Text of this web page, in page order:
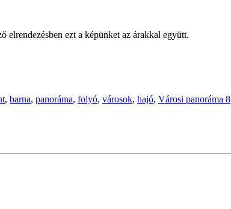
elrendezésben ezt a képünket az árakkal együtt.
, barna, panoráma, folyó, városok, hajó, Városi panoráma 8